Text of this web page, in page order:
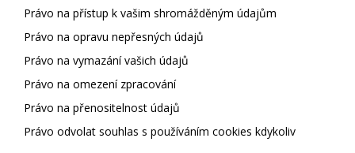
Právo na přístup k vašim shromážděným údajům
Právo na opravu nepřesných údajů
Právo na vymazání vašich údajů
Právo na omezení zpracování
Právo na přenositelnost údajů
Právo odvolat souhlas s používáním cookies kdykoliv